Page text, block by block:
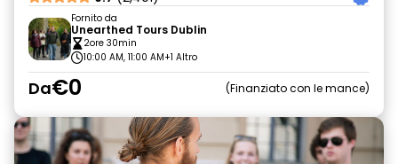
Fornito da
Unearthed Tours Dublin
2ore 30min
10:00 AM, 11:00 AM+1 Altro
Da€0 Finanziato con le mance